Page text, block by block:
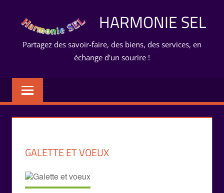
HARMONIE SEL
Partagez des savoir-faire, des biens, des services, en
échange d'un sourire !
GALETTE ET VOEUX